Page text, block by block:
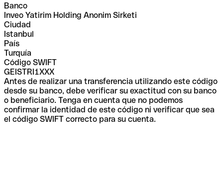
Banco
Inveo Yatirim Holding Anonim Sirketi
Ciudad
Istanbul
País
Turquía
Código SWIFT
GEISTRI1XXX
Antes de realizar una transferencia utilizando este código
desde su banco, debe verificar su exactitud con su banco
o beneficiario. Tenga en cuenta que no podemos
confirmar la identidad de este código ni verificar que sea
el código SWIFT correcto para su cuenta.